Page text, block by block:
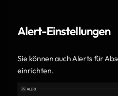
Alert-Einstellungen
Sie können auch Alerts für
einrichten.